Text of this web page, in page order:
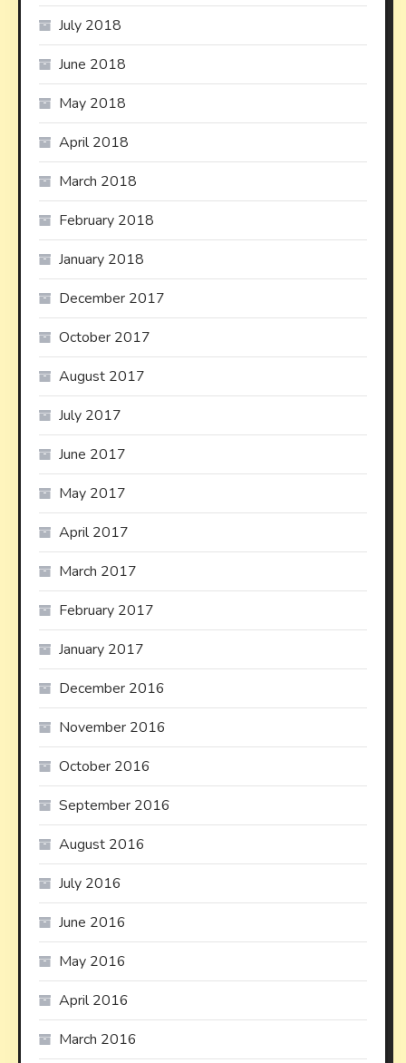
July 2018
June 2018
May 2018
April 2018
March 2018
February 2018
January 2018
December 2017
October 2017
August 2017
July 2017
June 2017
May 2017
April 2017
March 2017
February 2017
January 2017
December 2016
November 2016
October 2016
September 2016
August 2016
July 2016
June 2016
May 2016
April 2016
March 2016